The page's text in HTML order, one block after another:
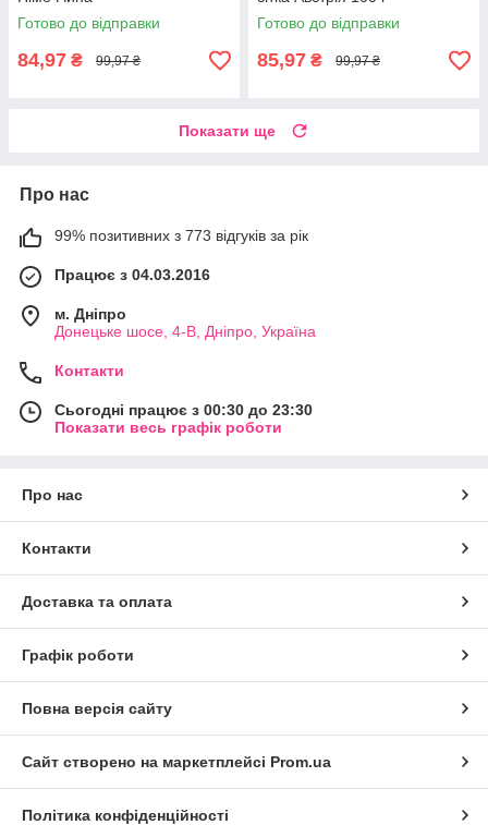
Готово до відправки
84,97 ₴ 99,97 ₴
Готово до відправки
85,97 ₴ 99,97 ₴
Показати ще
Про нас
99% позитивних з 773 відгуків за рік
Працює з 04.03.2016
м. Дніпро
Донецьке шосе, 4-В, Дніпро, Україна
Контакти
Сьогодні працює з 00:30 до 23:30
Показати весь графік роботи
Про нас
Контакти
Доставка та оплата
Графік роботи
Повна версія сайту
Сайт створено на маркетплейсі Prom.ua
Політика конфіденційності